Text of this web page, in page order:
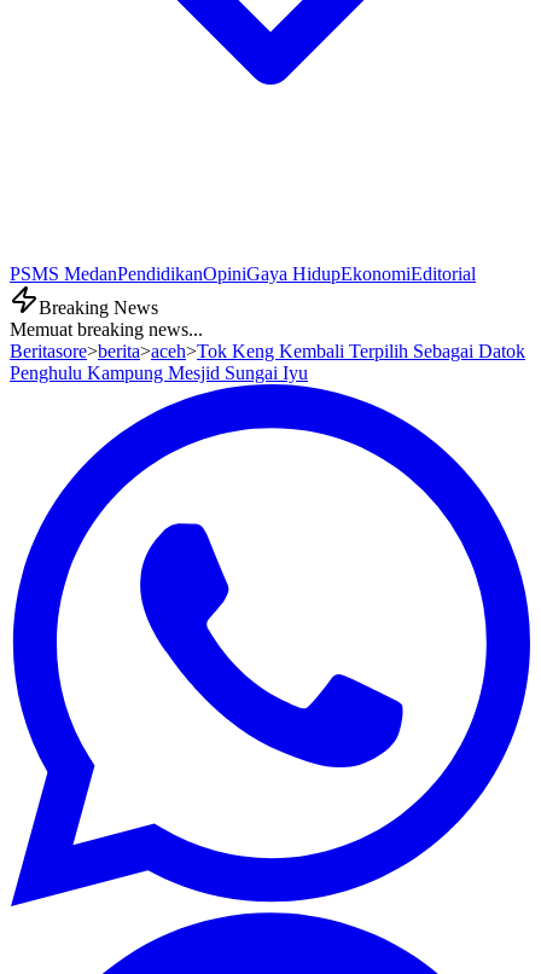
PSMS MedanPendidikanOpiniGaya HidupEkonomiEditorial
Breaking News
Memuat breaking news...
Beritasore>berita>aceh>Tok Keng Kembali Terpilih Sebagai Datok
Penghulu Kampung Mesjid Sungai Iyu